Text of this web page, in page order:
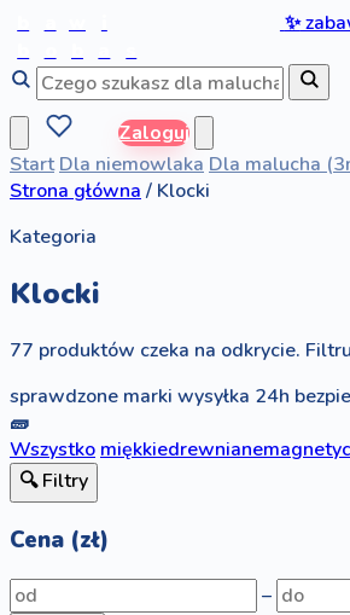
✨
Zaloguj
Start Dla niemowlaka Dla malucha
Strona główna / Klocki
Kategoria
Klocki
77 produktów czeka na odkrycie.
sprawdzone marki wysyłka 24h
🧱
Wszystko miękkiedrewniane
🔍 Filtry
Cena (zł)
–